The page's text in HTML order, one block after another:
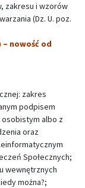
zakresu i wzorów
(Dz. U. poz.
– nowość od
zakres
podpisem
albo z
oraz
Społecznych;
wewnętrznych
można?;